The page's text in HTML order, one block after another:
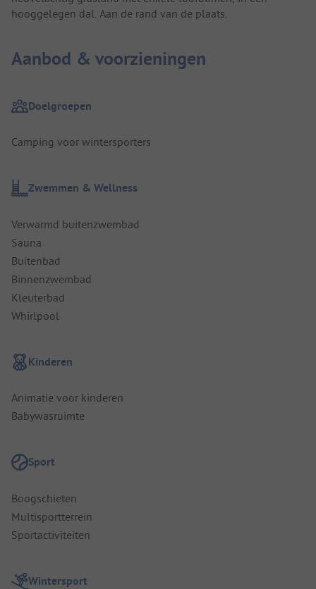
hooggelegen dal. Aan de rand van de plaats.
Aanbod & voorzieningen
Doelgroepen
Camping voor wintersporters
Zwemmen & Wellness
Verwarmd buitenzwembad
Sauna
Buitenbad
Binnenzwembad
Kleuterbad
Whirlpool
Kinderen
Animatie voor kinderen
Babywasruimte
Sport
Boogschieten
Multisportterrein
Sportactiviteiten
Wintersport